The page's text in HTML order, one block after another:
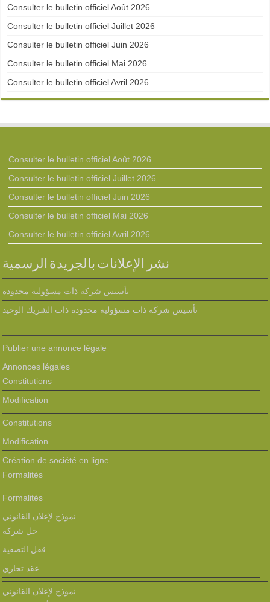
Consulter le bulletin officiel Août 2026
Consulter le bulletin officiel Juillet 2026
Consulter le bulletin officiel Juin 2026
Consulter le bulletin officiel Mai 2026
Consulter le bulletin officiel Avril 2026
Consulter le bulletin officiel Août 2026
Consulter le bulletin officiel Juillet 2026
Consulter le bulletin officiel Juin 2026
Consulter le bulletin officiel Mai 2026
Consulter le bulletin officiel Avril 2026
نشر الإعلانات بالجريدة الرسمية
تأسيس شركة ذات مسؤولية محدودة
تأسيس شركة ذات مسؤولية محدودة ذات الشريك الوحيد
Publier une annonce légale
Annonces légales
Constitutions
Modification
Constitutions
Modification
Création de société en ligne
Formalités
Formalités
نموذج لإعلان القانوني
حل شركة
قفل التصفية
عقد تجاري
نموذج لإعلان القانوني